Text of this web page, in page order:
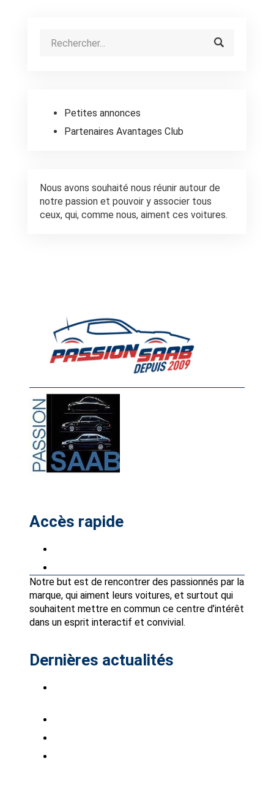
Petites annonces
Partenaires Avantages Club
Nous avons souhaité nous réunir autour de
notre passion et pouvoir y associer tous
ceux, qui, comme nous, aiment ces voitures.
Accès rapide
Notre but est de rencontrer des passionnés par la
marque, qui aiment leurs voitures, et surtout qui
souhaitent mettre en commun ce centre d’intérêt
dans un esprit interactif et convivial.
Dernières actualités